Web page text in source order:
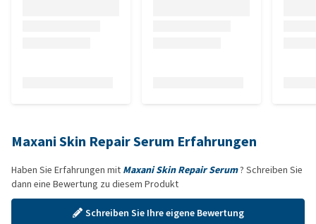
Maxani Skin Repair Serum Erfahrungen
Haben Sie Erfahrungen mit Maxani Skin Repair Serum? Schreiben Sie
dann eine Bewertung zu diesem Produkt
Schreiben Sie Ihre eigene Bewertung